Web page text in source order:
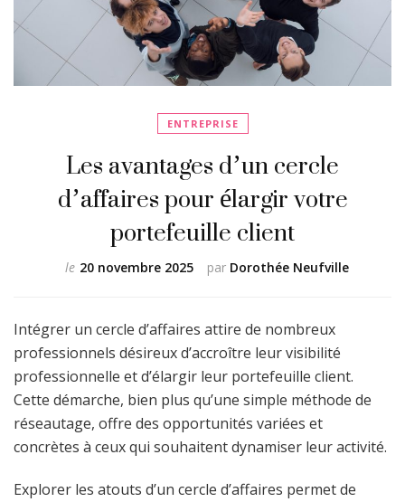
ENTREPRISE
Les avantages d’un cercle
d’affaires pour élargir votre
portefeuille client
par Dorothée Neufville
le 20 novembre 2025
Intégrer un cercle d’affaires attire de nombreux
professionnels désireux d’accroître leur visibilité
professionnelle et d’élargir leur portefeuille client.
Cette démarche, bien plus qu’une simple méthode de
réseautage, offre des opportunités variées et
concrètes à ceux qui souhaitent dynamiser leur activité.
Explorer les atouts d’un cercle d’affaires permet de